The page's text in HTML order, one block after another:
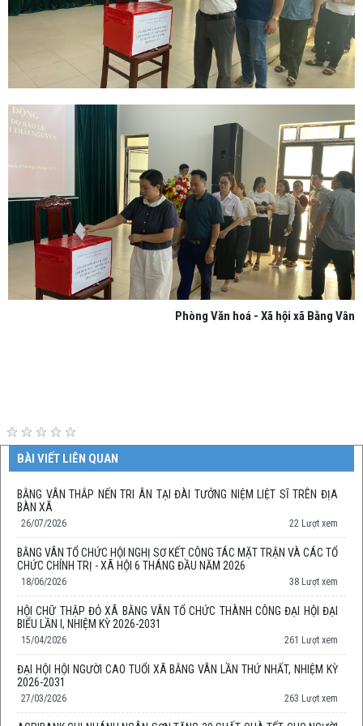
Phòng Văn hoá - Xã hội xã Bằng Vân
BÀI VIẾT LIÊN QUAN
BẰNG VÂN THẮP NẾN TRI ÂN TẠI ĐÀI TƯỞNG NIỆM LIỆT SĨ TRÊN ĐỊA
BÀN XÃ
26/07/2026 22 Lượt xem
BẰNG VÂN TỔ CHỨC HỘI NGHỊ SƠ KẾT CÔNG TÁC MẶT TRẬN VÀ CÁC TỔ
CHỨC CHÍNH TRỊ - XÃ HỘI 6 THÁNG ĐẦU NĂM 2026
18/06/2026 38 Lượt xem
HỘI CHỮ THẬP ĐỎ XÃ BẰNG VÂN TỔ CHỨC THÀNH CÔNG ĐẠI HỘI ĐẠI
BIỂU LẦN I, NHIỆM KỲ 2026-2031
15/04/2026 261 Lượt xem
ĐẠI HỘI HỘI NGƯỜI CAO TUỔI XÃ BẰNG VÂN LẦN THỨ NHẤT, NHIỆM KỲ
2026-2031
27/03/2026 263 Lượt xem